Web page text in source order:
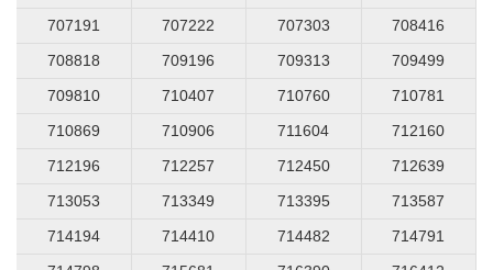
707191
707222 707303
708416
708818
709196 709313
709499
709810
710407 710760
710781
710869
710906 711604
712160
712196
712257 712450
712639
713053
713349 713395
713587
714194
714410 714482
714791